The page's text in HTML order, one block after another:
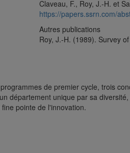
Claveau, F., Roy, J.-H. et
https://papers.ssrn.com/
Autres publications
Roy, J.-H. (1989). Survey
de premier cycle, trois
département unique par sa
pointe de l'innovation.